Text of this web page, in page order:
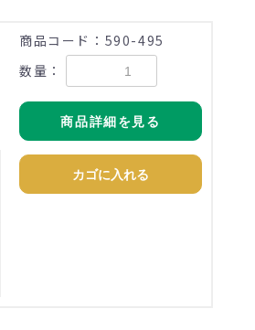
商品コード：590-495
数量：
商品詳細を見る
カゴに入れる